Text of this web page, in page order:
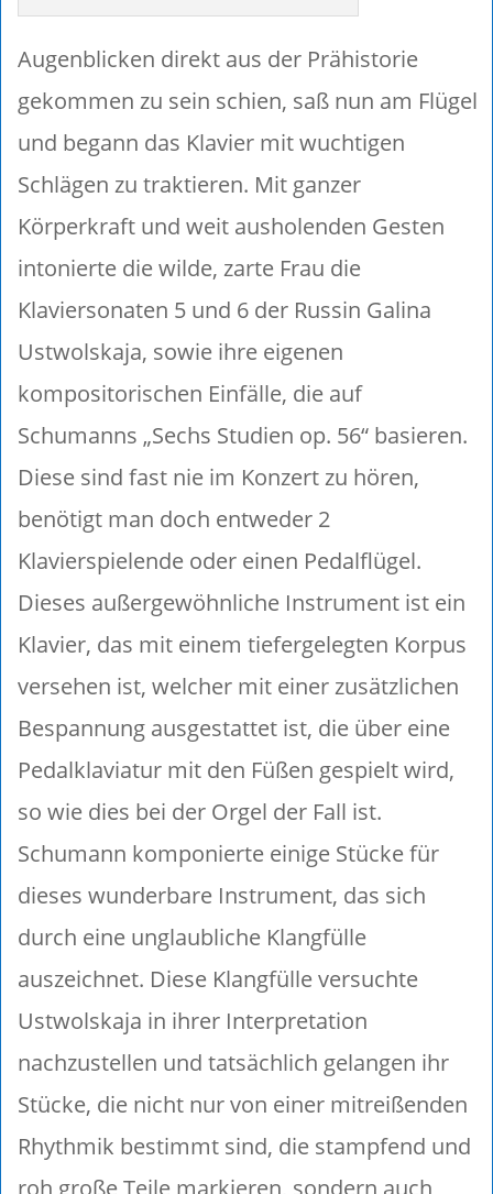
Augenblicken direkt aus der Prähistorie
gekommen zu sein schien, saß nun am Flügel
und begann das Klavier mit wuchtigen
Schlägen zu traktieren. Mit ganzer
Körperkraft und weit ausholenden Gesten
intonierte die wilde, zarte Frau die
Klaviersonaten 5 und 6 der Russin Galina
Ustwolskaja, sowie ihre eigenen
kompositorischen Einfälle, die auf
Schumanns „Sechs Studien op. 56“ basieren.
Diese sind fast nie im Konzert zu hören,
benötigt man doch entweder 2
Klavierspielende oder einen Pedalflügel.
Dieses außergewöhnliche Instrument ist ein
Klavier, das mit einem tiefergelegten Korpus
versehen ist, welcher mit einer zusätzlichen
Bespannung ausgestattet ist, die über eine
Pedalklaviatur mit den Füßen gespielt wird,
so wie dies bei der Orgel der Fall ist.
Schumann komponierte einige Stücke für
dieses wunderbare Instrument, das sich
durch eine unglaubliche Klangfülle
auszeichnet. Diese Klangfülle versuchte
Ustwolskaja in ihrer Interpretation
nachzustellen und tatsächlich gelangen ihr
Stücke, die nicht nur von einer mitreißenden
Rhythmik bestimmt sind, die stampfend und
roh große Teile markieren, sondern auch